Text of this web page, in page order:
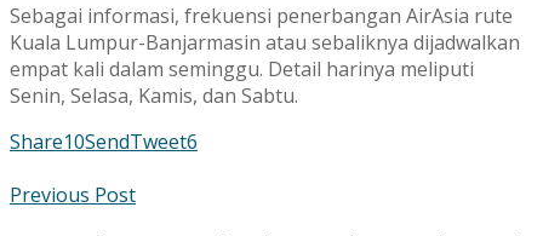
Sebagai informasi, frekuensi penerbangan AirAsia rute
Kuala Lumpur-Banjarmasin atau sebaliknya dijadwalkan
empat kali dalam seminggu. Detail harinya meliputi
Senin, Selasa, Kamis, dan Sabtu.
Share10SendTweet6
Previous Post